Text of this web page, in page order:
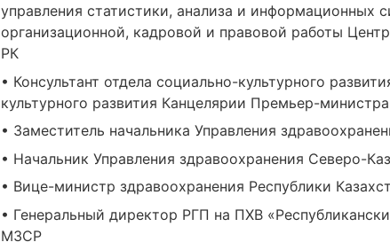
управления статистики, анализа и информационных
организационной, кадровой и правовой работы
РК
• Консультант отдела социально-культурного
культурного развития Канцелярии Премьер-
• Заместитель начальника Управления
• Начальник Управления здравоохранения Северо-
• Вице-министр здравоохранения Республики
• Генеральный директор РГП на ПХВ
МЗСР